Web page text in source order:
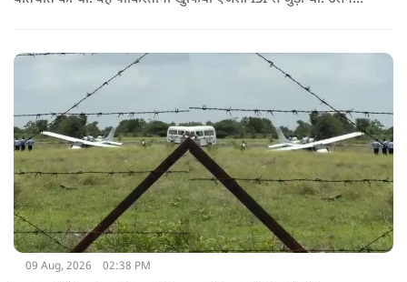
09 Aug, 2026 02:38 PM